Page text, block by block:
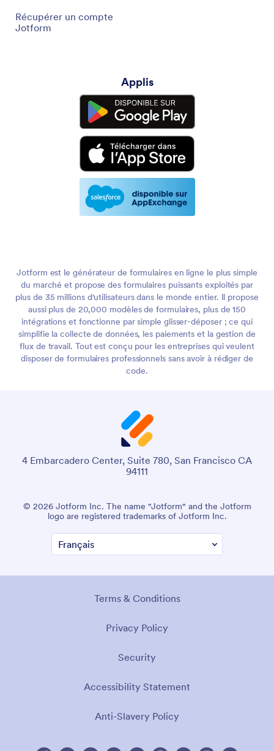
Récupérer un compte
Jotform
Applis
Jotform est le générateur de formulaires en ligne le plus simple
du marché et propose des formulaires puissants exploités par
plus de 35 millions d'utilisateurs dans le monde entier. Il propose
aussi plus de 20,000 modèles de formulaires, plus de 150
intégrations et fonctionne par simple glisser-déposer ; ce qui
simplifie la collecte de données, les paiements et la gestion de
flux de travail. Tout est conçu pour les entreprises qui veulent
disposer de formulaires professionnels sans avoir à rédiger de
code.
4 Embarcadero Center, Suite 780, San Francisco CA
94111
© 2026 Jotform Inc. The name "Jotform" and the Jotform
logo are registered trademarks of Jotform Inc.
Terms & Conditions
Privacy Policy
Security
Accessibility Statement
Anti-Slavery Policy